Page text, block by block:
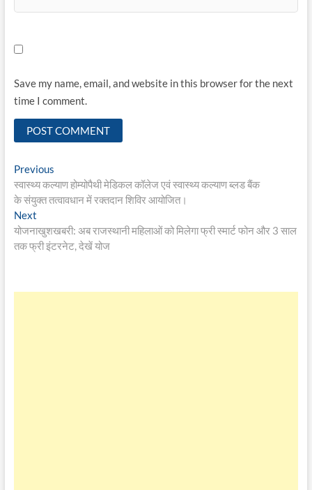
Save my name, email, and website in this browser for the next
time I comment.
Post
navigation
PreviousPrevious
post:
स्वास्थ्य कल्याण होम्योपैथी मेडिकल कॉलेज एवं स्वास्थ्य कल्याण ब्लड बैंक
के संयुक्त तत्वावधान में रक्तदान शिविर आयोजित।
NextNext
post:
योजनाखुशखबरी: अब राजस्थानी महिलाओं को मिलेगा फ्री स्मार्ट फोन और 3 साल
तक फ्री इंटरनेट, देखें योज